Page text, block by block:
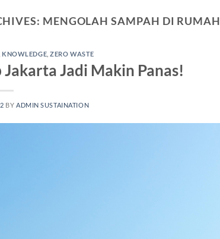
MENGOLAH SAMPAH DI RUMAH
KNOWLEDGE ,ZERO WASTE
Jadi Makin Panas!
BY ADMIN SUSTAINATION